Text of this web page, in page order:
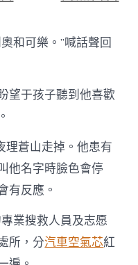
〈“比
時，
他
孩
子
一
二
百
找
OSDER
奧
和可樂。”喊話聲回
望于孩子聽到他喜歡
理蒼山走掉。他患有
他名字時臉色會停
有反應。
業搜救人員及志愿
所，分汽車空氣芯紅